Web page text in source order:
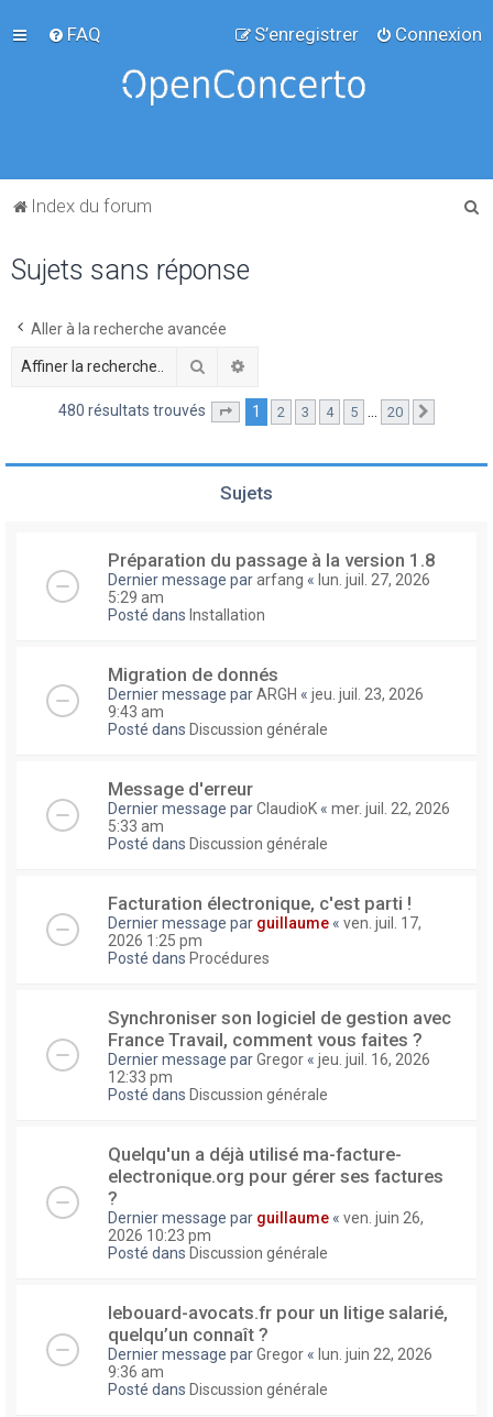
FAQ Connexion
S’enregistrer
Index du forum
Sujets sans réponse
Aller à la recherche avancée
Rechercher
480 résultats trouvés Page sur20
1 2 3 4 5 … 20
Sujets
Préparation du passage à la version 1.8
Dernier message pararfang « lun. juil. 27, 2026
5:29 am
Posté dans Installation
Migration de donnés
Dernier message parARGH « jeu. juil. 23, 2026
9:43 am
Posté dans Discussion générale
Message d'erreur
Dernier message parClaudioK « mer. juil. 22, 2026
5:33 am
Posté dans Discussion générale
Facturation électronique, c'est parti !
Dernier message par guillaume « ven. juil. 17,
2026 1:25 pm
Posté dans Procédures
Synchroniser son logiciel de gestion avec
France Travail, comment vous faites ?
Dernier message parGregor « jeu. juil. 16, 2026
12:33 pm
Posté dans Discussion générale
Quelqu'un a déjà utilisé ma-facture-
electronique.org pour gérer ses factures
?
Dernier message par guillaume « ven. juin 26,
2026 10:23 pm
Posté dans Discussion générale
lebouard-avocats.fr pour un litige salarié,
quelqu’un connaît ?
Dernier message parGregor « lun. juin 22, 2026
9:36 am
Posté dans Discussion générale